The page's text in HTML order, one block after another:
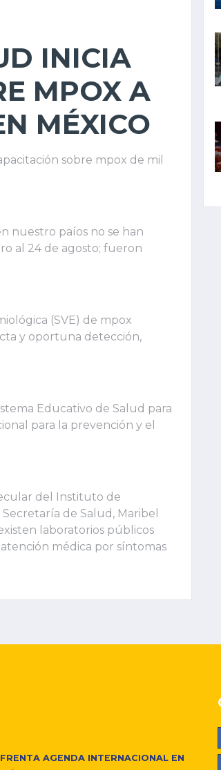
INICIA
MPOX A
MÉXICO
sobre mpox de mil
nuestro paíos no se han
al 24 de agosto; fueron
(SVE) de mpox
y oportuna detección,
Educativo de Salud para
para la prevención y el
del Instituto de
de Salud, Maribel
laboratorios públicos
médica por síntomas
AGENDA INTERNACIONAL EN